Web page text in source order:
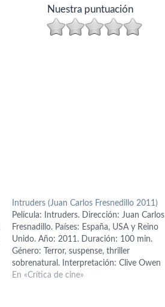
Nuestra puntuación
Intruders (Juan Carlos Fresnedillo 2011)
Película: Intruders. Dirección: Juan Carlos
Fresnadillo. Países: España, USA y Reino
Unido. Año: 2011. Duración: 100 min.
Género: Terror, suspense, thriller
sobrenatural. Interpretación: Clive Owen
(John Farrow), Carice Van Houten (Sue
En «Crítica de cine»